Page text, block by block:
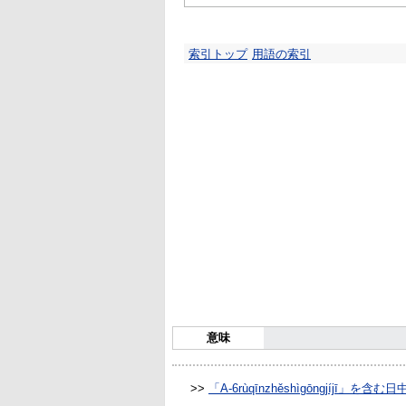
索引トップ 用語の索引
意味
>> 「A-6rùqīnzhěshìgōngjíjī」を含む日